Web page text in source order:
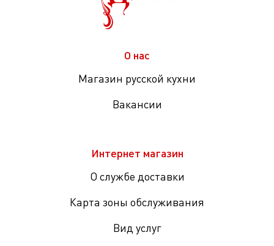
О нас
Магазин русской кухни
Вакансии
Интернет магазин
О службе доставки
Карта зоны обслуживания
Вид услуг